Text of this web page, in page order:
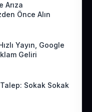
Arıza
Önce Alın
Yayın, Google
Geliri
Sokak Sokak